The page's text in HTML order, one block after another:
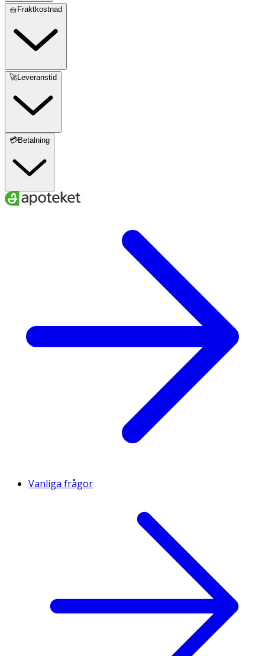
🧺Fraktkostnad
🚀Leveranstid
💳Betalning
Vanliga frågor